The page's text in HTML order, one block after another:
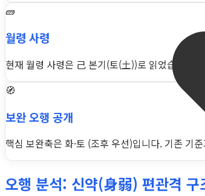
🧱
월령 사령
현재 월령 사령은 己 본기(토(土))로 읽었습니다.
🧭
보완 오행 공개
핵심 보완축은 화·토 (조후 우선)입니다. 기존 기
오행 분석: 신약(身弱) 편관격 구